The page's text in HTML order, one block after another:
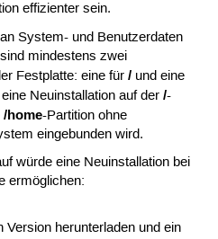
effizienter sein.
System- und Benutzerdaten
mindestens zwei
Festplatte: eine für /und eine
Neuinstallation auf der /-
/home-Partition ohne
eingebunden wird.
würde eine Neuinstallation bei
ermöglichen:
Version herunterladen und ein